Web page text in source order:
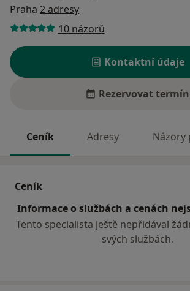
Praha 2 adresy
10 názorů
Kontaktní údaje
Rezervovat termín
Ceník Adresy Názory
Ceník
Informace o službách a cenách
Tento specialista ještě nepřidával
svých službách.